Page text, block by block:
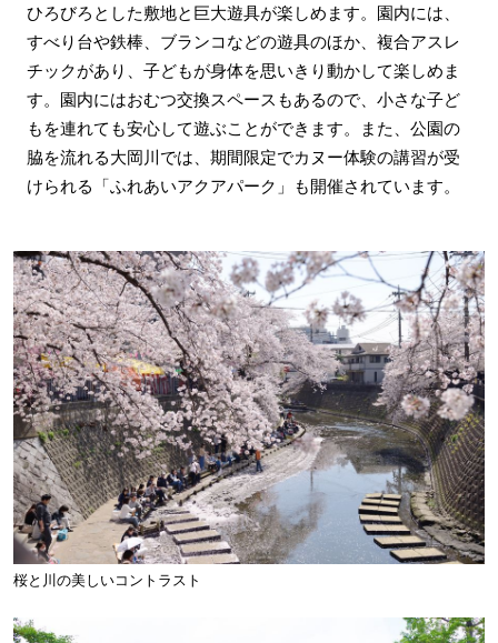
ひろびろとした敷地と巨大遊具が楽しめます。園内には、
すべり台や鉄棒、ブランコなどの遊具のほか、複合アスレ
チックがあり、子どもが身体を思いきり動かして楽しめま
す。園内にはおむつ交換スペースもあるので、小さな子ど
もを連れても安心して遊ぶことができます。また、公園の
脇を流れる大岡川では、期間限定でカヌー体験の講習が受
けられる「ふれあいアクアパーク」も開催されています。
桜と川の美しいコントラスト